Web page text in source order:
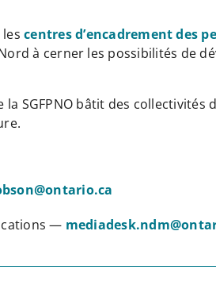
les centres d’encadrement des
à cerner les possibilités de
la SGFPNO bâtit des
—